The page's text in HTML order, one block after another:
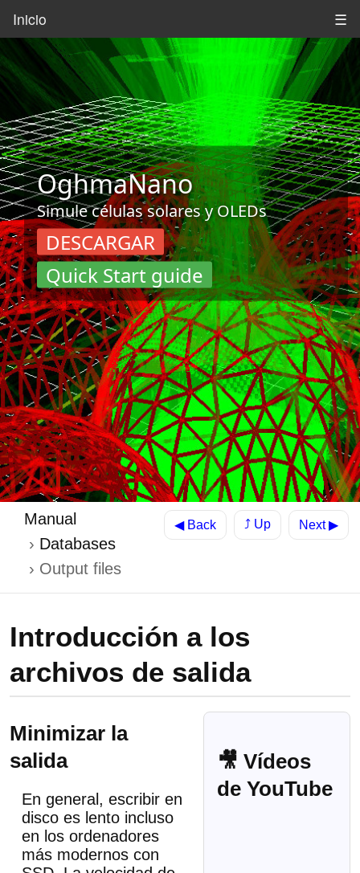
Inicio ☰
OghmaNano
Simule células solares y OLEDs
DESCARGAR
Quick Start guide
Manual
Databases
Output files
◀ Back ⤴ Up Next ▶
Introducción a los
archivos de salida
🎥 Vídeos
de YouTube
Minimizar la
salida
En general, escribir en
disco es lento incluso
en los ordenadores
más modernos con